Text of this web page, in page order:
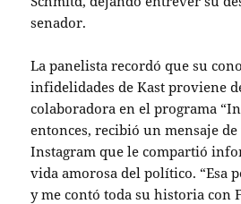
senador.
La panelista recordó que su
infidelidades de Kast proviene
colaboradora en el programa
entonces, recibió un mensaje
Instagram que le compartió
vida amorosa del político. “Esa
y me contó toda su historia con